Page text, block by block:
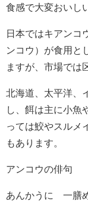
食感で大変おいし
日本ではキアンコ
ンコウ）が食用と
ますが、市場では
北海道、太平洋、
し、餌は主に小魚
っては鮫やスルメ
もあります。
アンコウの俳句
あんかうに